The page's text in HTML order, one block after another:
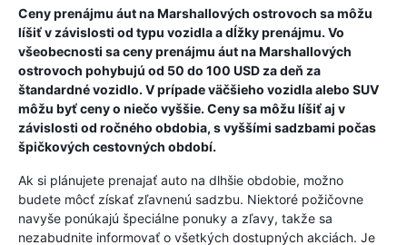
Ceny prenájmu áut na Marshallových ostrovoch sa môžu
líšiť v závislosti od typu vozidla a dĺžky prenájmu. Vo
všeobecnosti sa ceny prenájmu áut na Marshallových
ostrovoch pohybujú od 50 do 100 USD za deň za
štandardné vozidlo. V prípade väčšieho vozidla alebo SUV
môžu byť ceny o niečo vyššie. Ceny sa môžu líšiť aj v
závislosti od ročného obdobia, s vyššími sadzbami počas
špičkových cestovných období.
Ak si plánujete prenajať auto na dlhšie obdobie, možno
budete môcť získať zľavnenú sadzbu. Niektoré požičovne
navyše ponúkajú špeciálne ponuky a zľavy, takže sa
nezabudnite informovať o všetkých dostupných akciách. Je